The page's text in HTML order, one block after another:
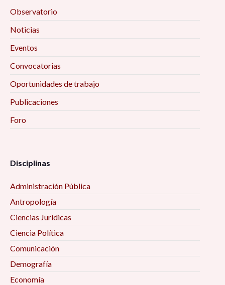
Observatorio
Noticias
Eventos
Convocatorias
Oportunidades de trabajo
Publicaciones
Foro
Disciplinas
Administración Pública
Antropología
Ciencias Jurídicas
Ciencia Política
Comunicación
Demografía
Economía